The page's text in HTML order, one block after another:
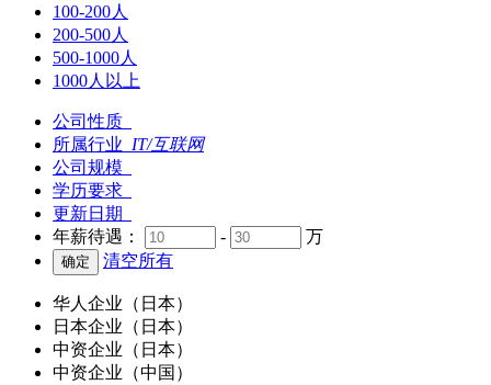
100-200人
200-500人
500-1000人
1000人以上
公司性质
所属行业 IT/互联网
公司规模
学历要求
更新日期
年薪待遇：
-
万
清空所有
华人企业（日本）
日本企业（日本）
中资企业（日本）
中资企业（中国）